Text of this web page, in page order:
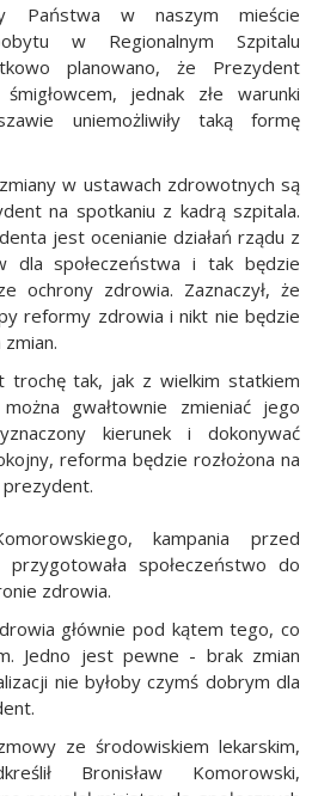
Państwa w naszym mieście
w Regionalnym Szpitalu
planowano, że Prezydent
jednak złe warunki
uniemożliwiły taką formę
w ustawach zdrowotnych są
na spotkaniu z kadrą szpitala.
jest ocenianie działań rządu z
dla społeczeństwa i tak będzie
ochrony zdrowia. Zaznaczył, że
reformy zdrowia i nikt nie będzie
tak, jak z wielkim statkiem
gwałtownie zmieniać jego
kierunek i dokonywać
reforma będzie rozłożona na
kampania przed
społeczeństwo do
zdrowia.
głównie pod kątem tego, co
Jedno jest pewne - brak zmian
nie byłoby czymś dobrym dla
ze środowiskiem lekarskim,
Bronisław Komorowski,